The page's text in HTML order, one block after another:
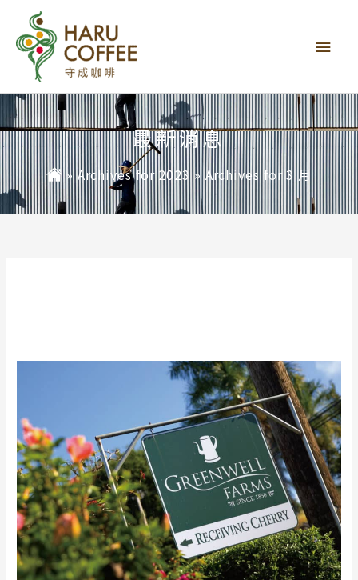
要
單
最新消息
» Archives for 2023 »Archives for 3 月